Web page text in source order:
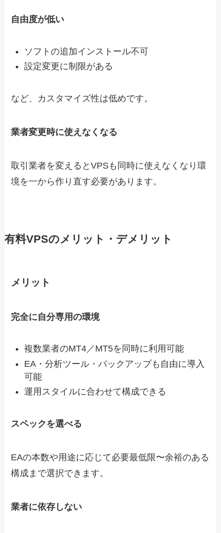
自由度が低い
ソフトの追加インストール不可
設定変更に制限がある
など、カスタマイズ性は低めです。
業者変更時に使えなくなる
取引業者を変えるとVPSも同時に使えなくなり環
境を一から作り直す必要があります。
有料VPSのメリット・デメリット
メリット
完全に自分専用の環境
複数業者のMT4／MT5を同時に利用可能
EA・分析ツール・バックアップも自由に導入
可能
運用スタイルに合わせて構成できる
スペックを選べる
EAの本数や用途に応じて必要最低限〜余裕のある
構成まで選択できます。
業者に依存しない